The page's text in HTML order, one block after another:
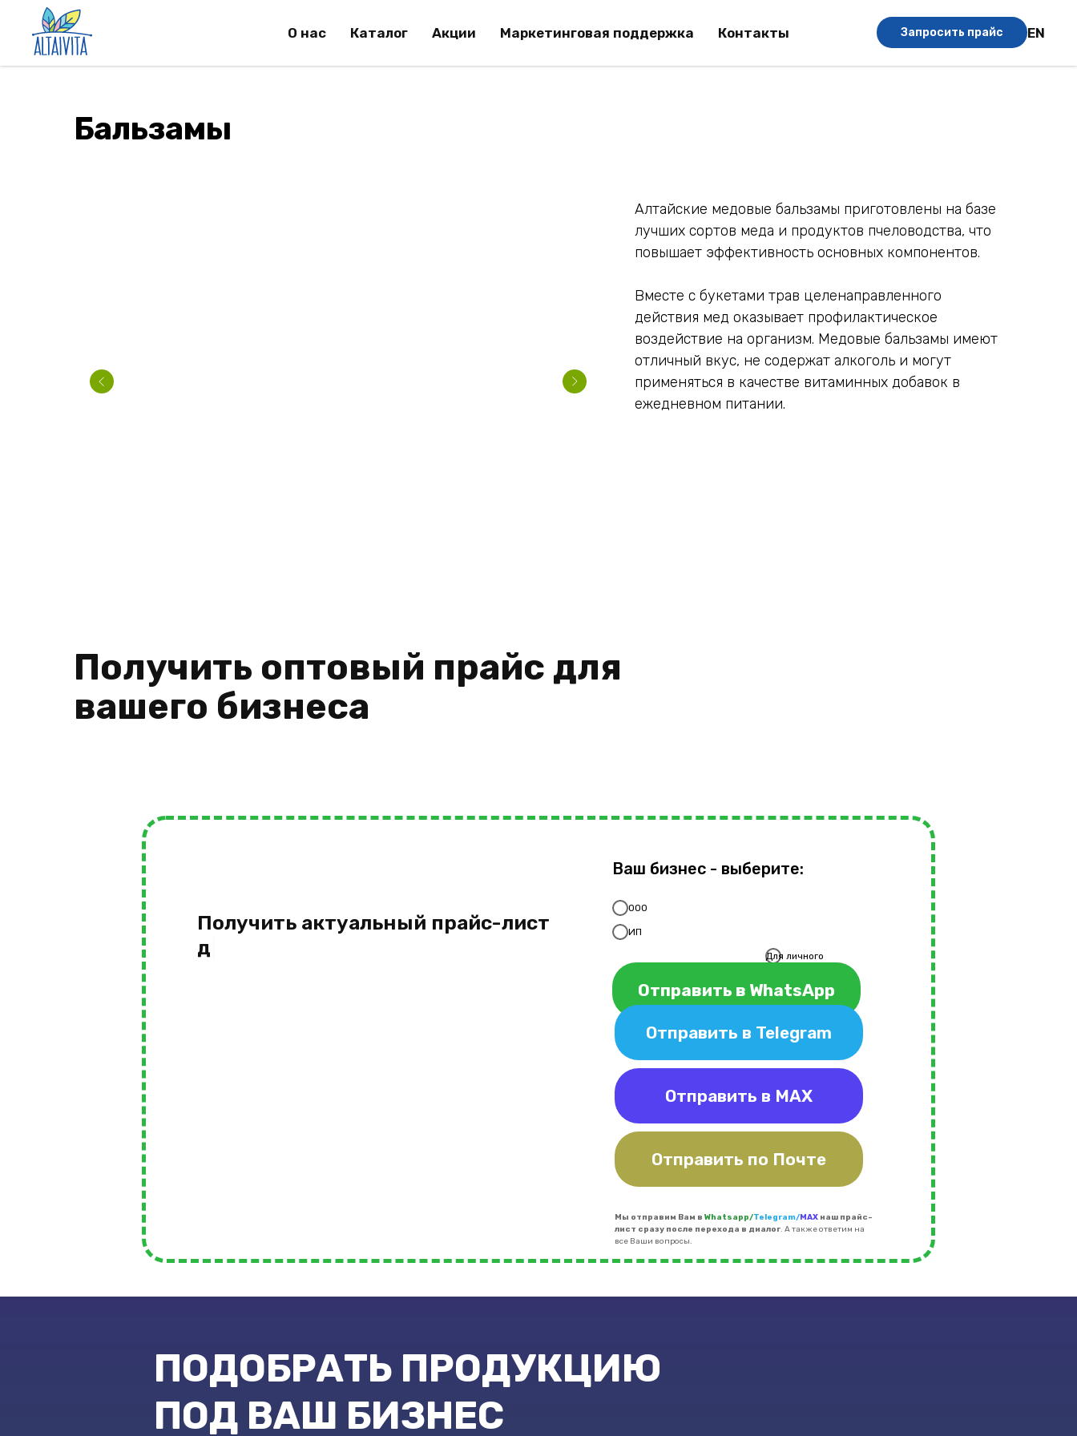
О нас Каталог Акции Маркетинговая поддержка Контакты Запросить прайс EN
Бальзамы
Алтайские медовые бальзамы приготовлены на базе
лучших сортов меда и продуктов пчеловодства, что
повышает эффективность основных компонентов.
Вместе с букетами трав целенаправленного
действия мед оказывает профилактическое
воздействие на организм. Медовые бальзамы имеют
отличный вкус, не содержат алкоголь и могут
применяться в качестве витаминных добавок в
ежедневном питании.
Получить оптовый прайс для
вашего бизнеса
Получить актуальный прайс-лист
для бизнес
ООО
ИП
Для личного
использования
Отправить в WhatsApp
Ваш бизнес - выберите:
Мы отправим Вам в Whatsapp/Telegram/MAX наш прайс-
лист сразу после перехода в диалог. А также ответим на
все Ваши вопросы.
Отправить в Telegram
Отправить в MAX
Отправить по Почте
ПОДОБРАТЬ ПРОДУКЦИЮ
ПОД ВАШ БИЗНЕС